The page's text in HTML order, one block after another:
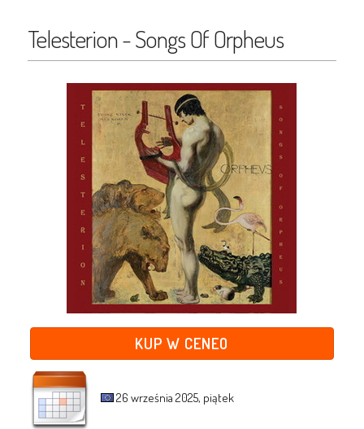
Telesterion - Songs Of Orpheus
KUP W CENEO
26 września 2025, piątek